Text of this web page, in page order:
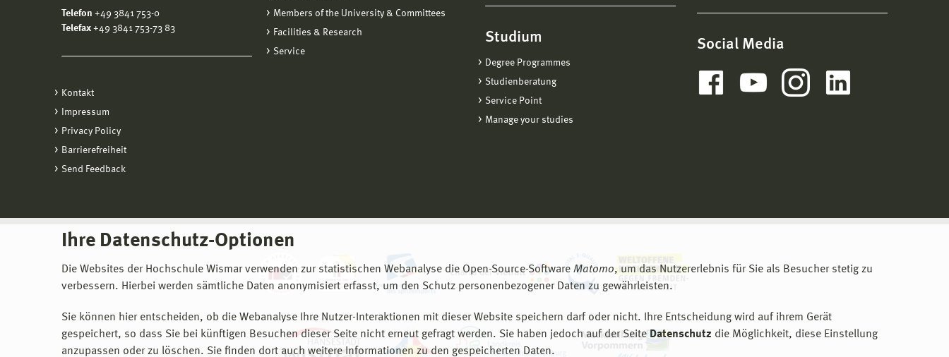
Ihre Datenschutz-Optionen
Die Websites der Hochschule Wismar verwenden zur statistischen Webanalyse die Open-Source-Software Matomo, um das Nutzererlebnis für Sie als Besucher stetig zu
verbessern. Hierbei werden sämtliche Daten anonymisiert erfasst, um den Schutz personenbezogener Daten zu gewährleisten.
Sie können hier entscheiden, ob die Webanalyse Ihre Nutzer-Interaktionen mit dieser Website speichern darf oder nicht. Ihre Entscheidung wird auf ihrem Gerät
gespeichert, so dass Sie bei künftigen Besuchen dieser Seite nicht erneut gefragt werden. Sie haben jedoch auf der Seite Datenschutz die Möglichkeit, diese Einstellung
anzupassen oder zu löschen. Sie finden dort auch weitere Informationen zu den gespeicherten Daten.
Telefon +49 3841 753-0
Telefax +49 3841 753-73 83
Kontakt
Impressum
Privacy Policy
Barrierefreiheit
Send Feedback
Members of the University & Committees
Facilities & Research
Service
Studium
Degree Programmes
Studienberatung
Service Point
Manage your studies
Social Media